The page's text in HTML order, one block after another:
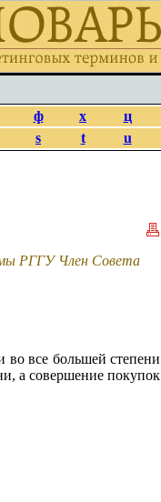
ф х ц
s t u
РГГУ Член Совета
во все большей степени
а совершение покупок